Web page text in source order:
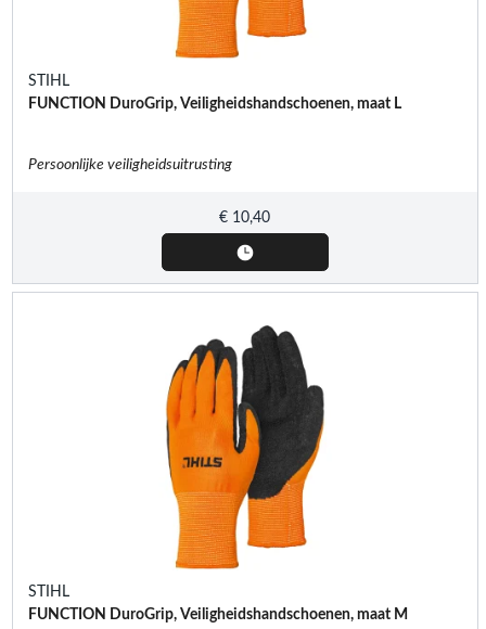
STIHL
FUNCTION DuroGrip, Veiligheidshandschoenen, maat L
Persoonlijke veiligheidsuitrusting
€ 10,40
STIHL
FUNCTION DuroGrip, Veiligheidshandschoenen, maat M